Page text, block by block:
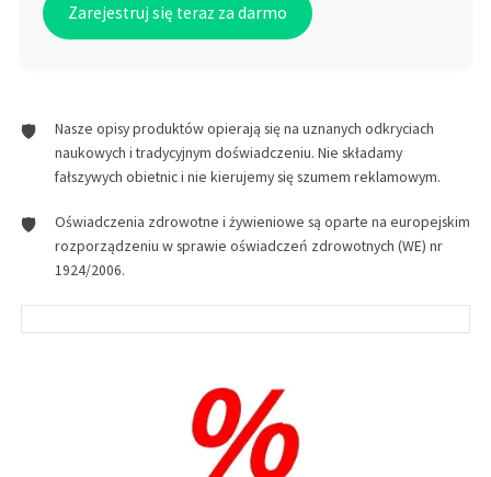
Zarejestruj się teraz za darmo
Nasze opisy produktów opierają się na uznanych odkryciach
naukowych i tradycyjnym doświadczeniu. Nie składamy
fałszywych obietnic i nie kierujemy się szumem reklamowym.
Oświadczenia zdrowotne i żywieniowe są oparte na europejskim
rozporządzeniu w sprawie oświadczeń zdrowotnych (WE) nr
1924/2006.